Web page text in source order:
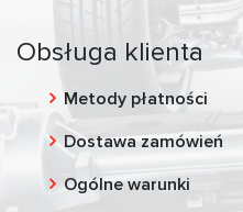
Obsługa klienta
Metody płatności
Dostawa zamówień
Ogólne warunki